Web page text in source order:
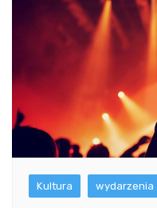
Kultura wydarzenia